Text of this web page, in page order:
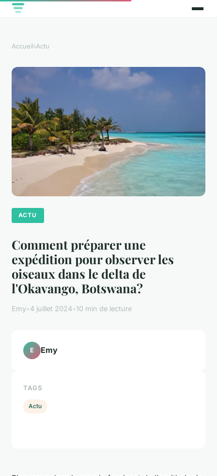
Accueil›Actu
ACTU
Comment préparer une
expédition pour observer les
oiseaux dans le delta de
l'Okavango, Botswana?
Emy•4 juillet 2024•10 min de lecture
E Emy
TAGS
Actu